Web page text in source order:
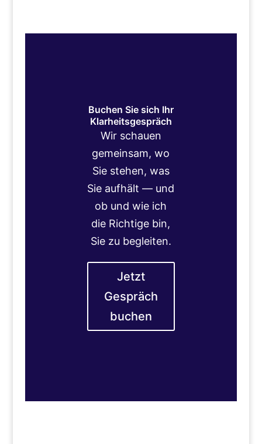
Buchen Sie sich Ihr
Klarheitsgespräch
Wir schauen
gemeinsam, wo
Sie stehen, was
Sie aufhält — und
ob und wie ich
die Richtige bin,
Sie zu begleiten.
Jetzt
Gespräch
buchen